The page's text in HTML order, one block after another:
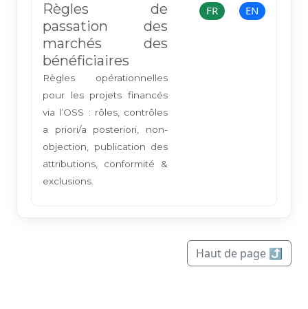
Règles de
passation des
marchés des
bénéficiaires
Règles opérationnelles
pour les projets financés
via l’OSS : rôles, contrôles
a priori/a posteriori, non-
objection, publication des
attributions, conformité &
exclusions.
FR EN
Haut de page ⤴